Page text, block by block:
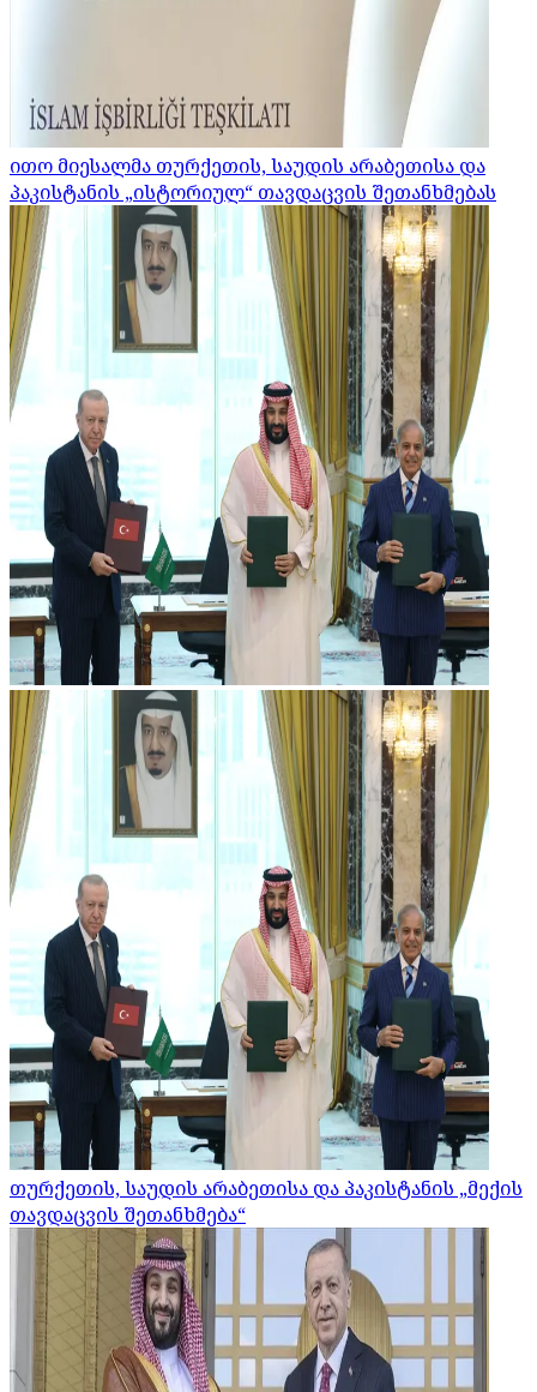
ითო მიესალმა თურქეთის, საუდის არაბეთისა და
პაკისტანის „ისტორიულ“ თავდაცვის შეთანხმებას
თურქეთის, საუდის არაბეთისა და პაკისტანის „მექის
თავდაცვის შეთანხმება“